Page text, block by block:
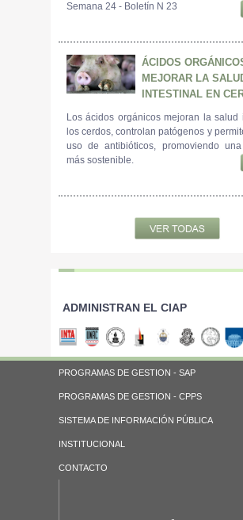
Semana 24 - Boletín N 23
ÁCIDOS
MEJORAR LA
INTESTINAL EN
Los ácidos orgánicos mejoran la salud
los cerdos, controlan patógenos y
uso de antibióticos, promoviendo
más sostenible.
ADMINISTRAN EL CIAP
PROGRAMAS DE GESTION - SAP
PROGRAMAS DE GESTION - CPPS
SISTEMA DE INFORMACIÓN PÚBLICA
INSTITUCIONAL
CONTACTO